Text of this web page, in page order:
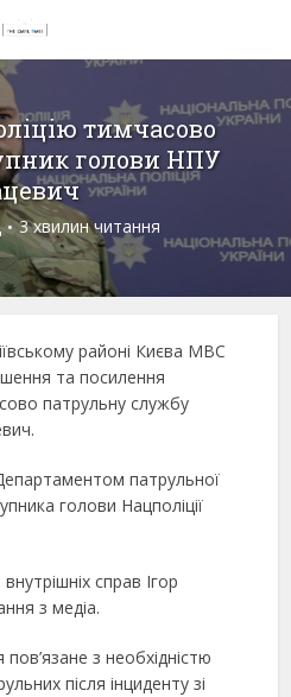
тимчасово
голови НПУ
3 хвилин читання
районі Києва МВС
та посилення
патрульну службу
патрульної
голови Нацполіції
справ Ігор
з медіа.
з необхідністю
після інциденту зі